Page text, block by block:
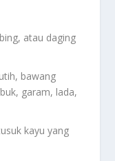
atau daging
bawang
garam, lada,
kayu yang